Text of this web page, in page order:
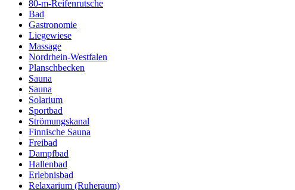
80-m-Reifenrutsche
Bad
Gastronomie
Liegewiese
Massage
Nordrhein-Westfalen
Planschbecken
Sauna
Sauna
Solarium
Sportbad
Strömungskanal
Finnische Sauna
Freibad
Dampfbad
Hallenbad
Erlebnisbad
Relaxarium (Ruheraum)